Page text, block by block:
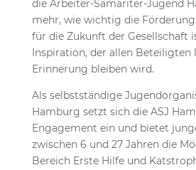
die Arbeiter-Samariter-Jugend
mehr, wie wichtig die
für die Zukunft der Gesellschaft
Inspiration, der allen Beteiligten
Erinnerung bleiben wird.
Als selbstständige
Hamburg setzt sich die ASJ
Engagement ein und bietet
zwischen 6 und 27 Jahren die
Bereich Erste Hilfe und